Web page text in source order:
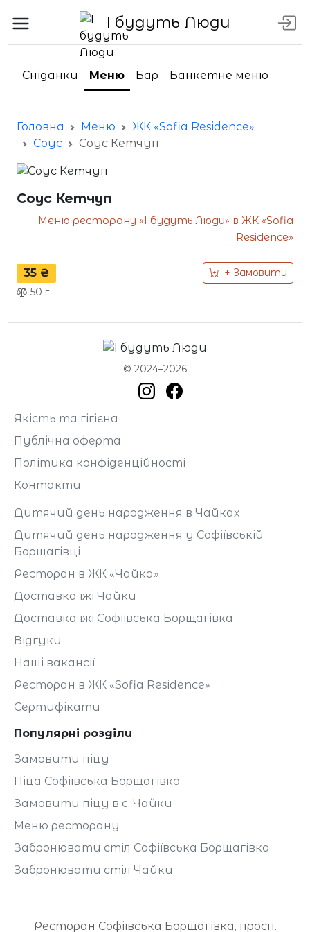
І будуть Люди
Сніданки Меню Бар Банкетне меню
Головна Меню
ЖК «Sofia Residence»
Соус
Соус Кетчуп
Соус Кетчуп
Меню ресторану «І будуть Люди» в ЖК «Sofia
Residence»
35 ₴
+ Замовити
50 г
© 2024–2026
Якість та гігієна
Публічна оферта
Політика конфіденційності
Контакти
Дитячий день народження в Чайках
Дитячий день народження у Софіївській
Борщагівці
Ресторан в ЖК «Чайка»
Доставка їжі Чайки
Доставка їжі Софіївська Борщагівка
Відгуки
Наші вакансії
Ресторан в ЖК «Sofia Residence»
Сертифікати
Популярні розділи
Замовити піцу
Піца Софіївська Борщагівка
Замовити піцу в с. Чайки
Меню ресторану
Забронювати стіл Софіївська Борщагівка
Забронювати стіл Чайки
Ресторан Софіївська Борщагівка, просп.